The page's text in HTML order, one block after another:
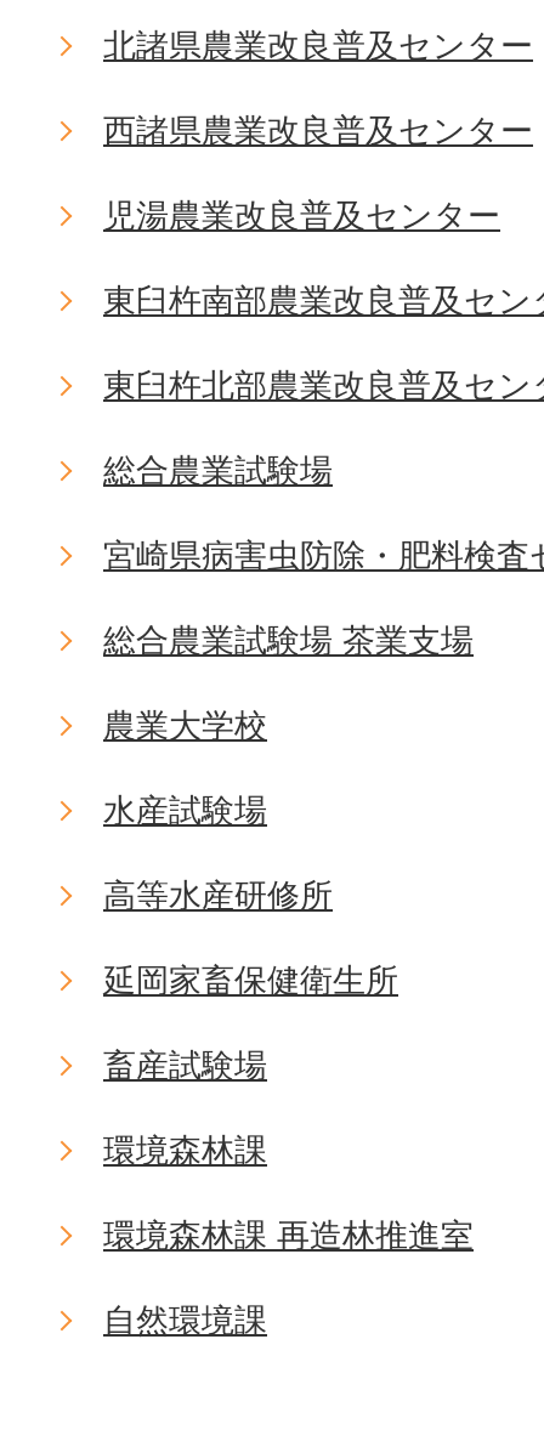
北諸県農業改良普及センター
西諸県農業改良普及センター
児湯農業改良普及センター
東臼杵南部農業改良普及セン
東臼杵北部農業改良普及セン
総合農業試験場
宮崎県病害虫防除・肥料検査
総合農業試験場 茶業支場
農業大学校
水産試験場
高等水産研修所
延岡家畜保健衛生所
畜産試験場
環境森林課
環境森林課 再造林推進室
自然環境課